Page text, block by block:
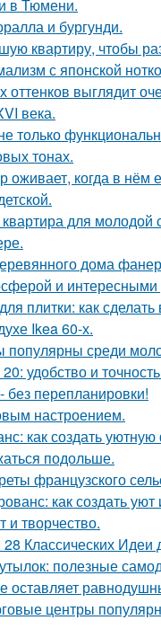
в Тюмени.
и бургунди.
квартиру, чтобы
с японской
выглядит
века.
только
тонах.
когда в нём
для молодой
дома
и интересными
плитки: как
Ikea 60-х.
популярны среди
удобство и
перепланировки!
настроением.
как создать
подольше.
французского
как создать
и творчество.
Классических
полезные
оставляет
центры